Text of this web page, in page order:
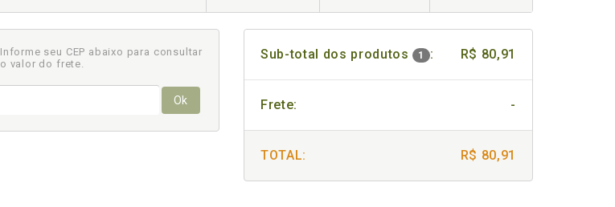
Informe seu CEP abaixo para consultar
o valor do frete.
Ok
Sub-total dos produtos 1 : R$ 80,91
Frete: -
TOTAL: R$ 80,91